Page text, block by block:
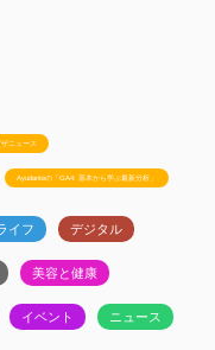
ニュース
Ayudanteの「GA4: 基本から学ぶ最新分析」
イフ デジタル
美容と健康
イベント ニュース